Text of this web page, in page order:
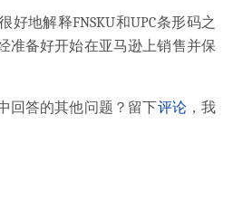
好地解释FNSKU和UPC条形码之
准备好开始在亚马逊上销售并保
回答的其他问题？ 留下评论，我